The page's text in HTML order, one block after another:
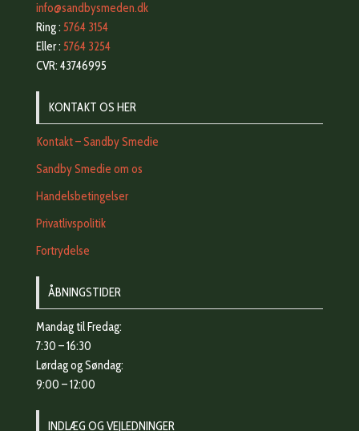
info@sandbysmeden.dk
Ring : 5764 3154
Eller : 5764 3254
CVR: 43746995
KONTAKT OS HER
Kontakt – Sandby Smedie
Sandby Smedie om os
Handelsbetingelser
Privatlivspolitik
Fortrydelse
ÅBNINGSTIDER
Mandag til Fredag:
7:30 – 16:30
Lørdag og Søndag:
9:00 – 12:00
INDLÆG OG VEJLEDNINGER